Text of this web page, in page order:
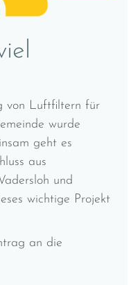
von Luftfiltern für
wurde
geht es
aus
und
wichtige Projekt
an die